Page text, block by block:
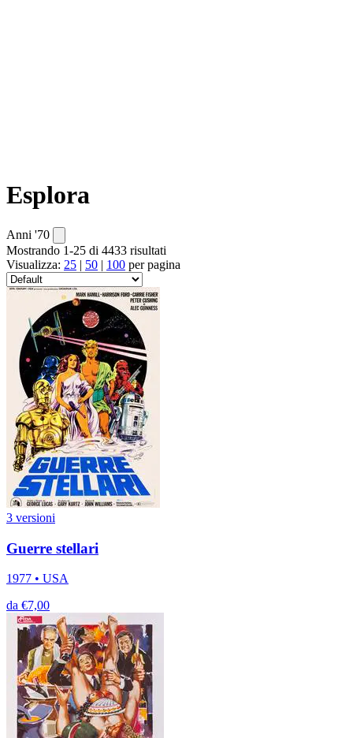
Esplora
Anni '70
Mostrando 1-25 di 4433 risultati
Visualizza: 25 | 50 | 100 per pagina
3 versioni
Guerre stellari
1977 • USA
da €7,00